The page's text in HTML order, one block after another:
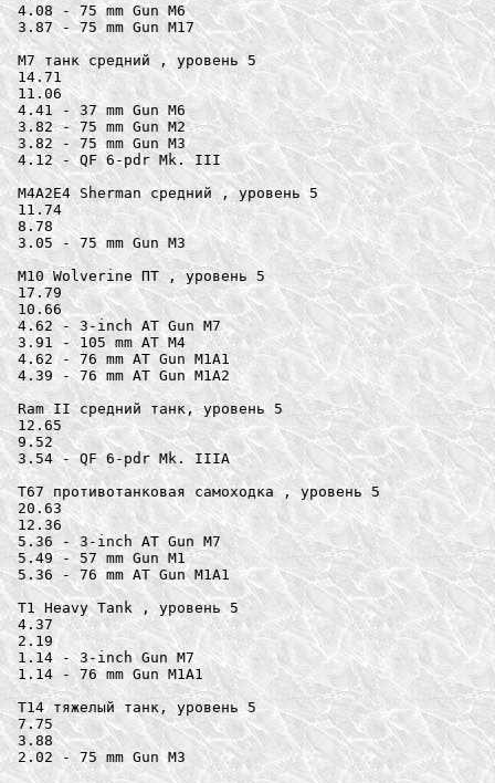
4.08 - 75 mm Gun M6
3.87 - 75 mm Gun M17
M7 танк средний , уровень 5
14.71
11.06
4.41 - 37 mm Gun M6
3.82 - 75 mm Gun M2
3.82 - 75 mm Gun M3
4.12 - QF 6-pdr Mk. III
M4A2E4 Sherman средний , уровень 5
11.74
8.78
3.05 - 75 mm Gun M3
M10 Wolverine ПТ , уровень 5
17.79
10.66
4.62 - 3-inch AT Gun M7
3.91 - 105 mm AT M4
4.62 - 76 mm AT Gun M1A1
4.39 - 76 mm AT Gun M1A2
Ram II средний танк, уровень 5
12.65
9.52
3.54 - QF 6-pdr Mk. IIIA
T67 противотанковая самоходка , уровень 5
20.63
12.36
5.36 - 3-inch AT Gun M7
5.49 - 57 mm Gun M1
5.36 - 76 mm AT Gun M1A1
T1 Heavy Tank , уровень 5
4.37
2.19
1.14 - 3-inch Gun M7
1.14 - 76 mm Gun M1A1
T14 тяжелый танк, уровень 5
7.75
3.88
2.02 - 75 mm Gun M3